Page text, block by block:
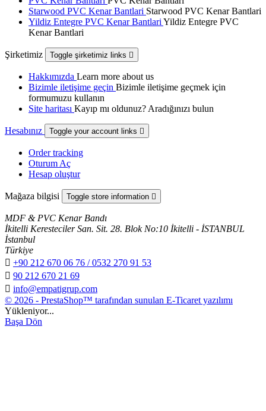
Starwood PVC Kenar Bantlari Starwood PVC Kenar Bantlari
Yildiz Entegre PVC Kenar Bantlari Yildiz Entegre PVC
Kenar Bantlari
Şirketimiz Toggle şirketimiz links 
Hakkımızda Learn more about us
Bizimle iletişime geçin Bizimle iletişime geçmek için
formumuzu kullanın
Site haritası Kayıp mı oldunuz? Aradığınızı bulun
Hesabınız Toggle your account links 
Order tracking
Oturum Aç
Hesap oluştur
Mağaza bilgisi Toggle store information 
MDF & PVC Kenar Bandı
İkitelli Keresteciler San. Sit. 28. Blok No:10 İkitelli - İSTANBUL
İstanbul
Türkiye
 +90 212 670 06 76 / 0532 270 91 53
 90 212 670 21 69
 info@empatigrup.com
© 2026 - PrestaShop™ tarafından sunulan E-Ticaret yazılımı
Yükleniyor...
Başa Dön